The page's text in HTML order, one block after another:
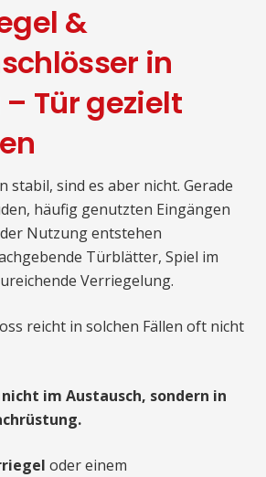
&
in
Tür gezielt
stabil, sind es aber nicht. Gerade
häufig genutzten Eingängen
Nutzung entstehen
Türblätter, Spiel im
Verriegelung.
reicht in solchen Fällen oft nicht
im Austausch, sondern in
oder einem